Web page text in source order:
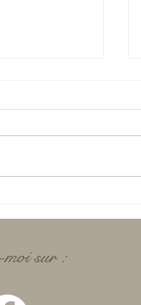
sur :